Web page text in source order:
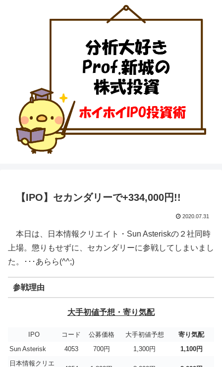
【IPO】セカンダリーで+334,000円!!
2020.07.31
本日は、日本情報クリエイト・Sun Asteriskの２社同時
上場。懲りもせずに、セカンダリーに参戦してしまいまし
た。･･･あらら(^^;)
参戦理由
大手初値予想・寄り気配
IPO コード 公募価格 大手初値予想
寄り気配
Sun Asterisk
4053 700円 1,300円
1,100円
日本情報クリエ